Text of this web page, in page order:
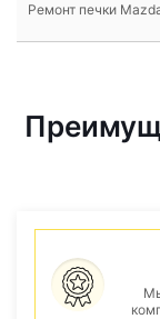
Ремонт печки